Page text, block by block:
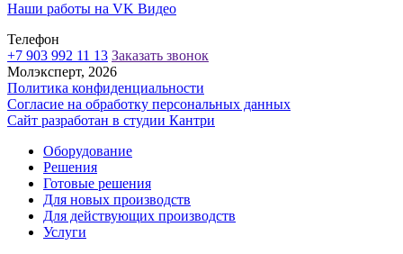
Наши работы на VK Видео
Телефон
+7 903 992 11 13 Заказать звонок
Молэксперт, 2026
Политика конфиденциальности
Согласие на обработку персональных данных
Сайт разработан в cтудии Кантри
Оборудование
Решения
Готовые решения
Для новых производств
Для действующих производств
Услуги